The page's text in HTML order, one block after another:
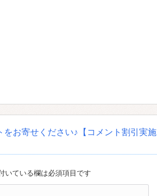
お寄せください♪【コメント割引実施
いている欄は必須項目です